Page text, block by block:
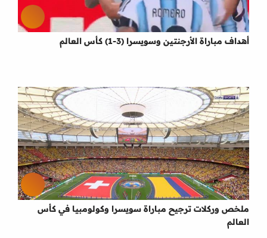
أهداف مباراة الأرجنتين وسويسرا (3-1) كأس العالم
ملخص وركلات ترجيح مباراة سويسرا وكولومبيا في كأس
العالم